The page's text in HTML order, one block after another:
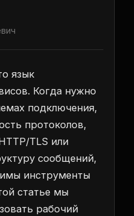
язык
Когда нужно
подключения,
протоколов,
TLS или
сообщений,
инструменты
статье мы
рабочий